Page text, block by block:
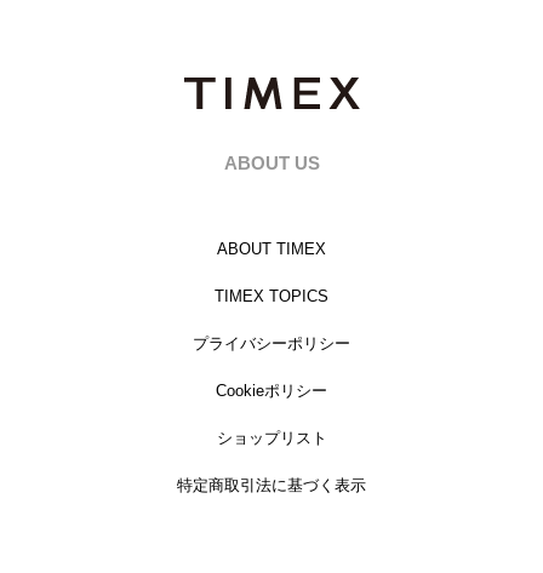
ABOUT US
ABOUT TIMEX
TIMEX TOPICS
プライバシーポリシー
Cookieポリシー
ショップリスト
特定商取引法に基づく表示